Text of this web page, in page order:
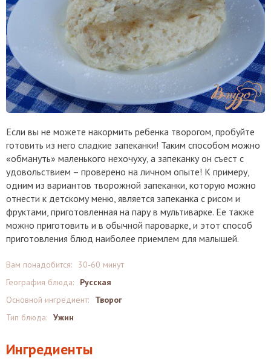
Если вы не можете накормить ребенка творогом, пробуйте
готовить из него сладкие запеканки! Таким способом можно
«обмануть» маленького нехочуху, а запеканку он съест с
удовольствием – проверено на личном опыте! К примеру,
одним из вариантов творожной запеканки, которую можно
отнести к детскому меню, является запеканка с рисом и
фруктами, приготовленная на пару в мультиварке. Ее также
можно приготовить и в обычной пароварке, и этот способ
приготовления блюд наиболее приемлем для малышей.
Вам понадобится:
30-60 минут
География блюда:
Русская
Основной ингредиент:
Творог
Тип блюда: Ужин
Ингредиенты